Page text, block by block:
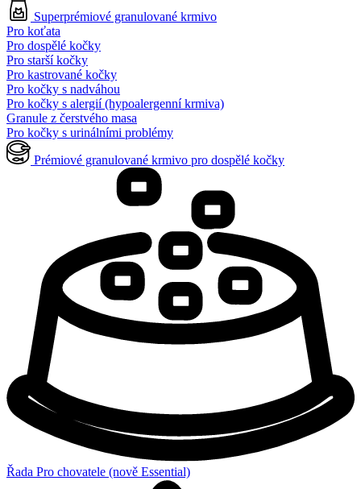
Superprémiové granulované krmivo
Pro koťata
Pro dospělé kočky
Pro starší kočky
Pro kastrované kočky
Pro kočky s nadváhou
Pro kočky s alergií (hypoalergenní krmiva)
Granule z čerstvého masa
Pro kočky s urinálními problémy
Prémiové granulované krmivo pro dospělé kočky
Řada Pro chovatele (nově Essential)